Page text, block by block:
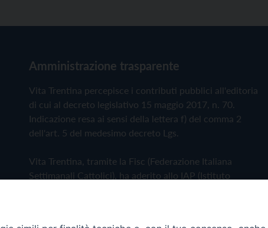
Amministrazione trasparente
Vita Trentina percepisce i contributi pubblici all'editoria
di cui al decreto legislativo 15 maggio 2017, n. 70.
Indicazione resa ai sensi della lettera f) del comma 2
dell'art. 5 del medesimo decreto Lgs.
Vita Trentina, tramite la Fisc (Federazione Italiana
Settimanali Cattolici), ha aderito allo IAP (Istituto